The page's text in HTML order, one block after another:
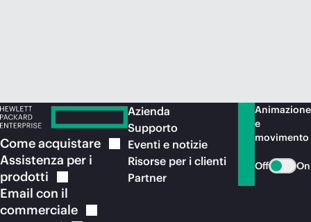
Comeacquistare
Assistenza per i
prodotti
Email con il
commerciale
Azienda
Supporto
Eventi e notizie
Risorse per i clienti
Partner
Animazione
e
movimento
Off On